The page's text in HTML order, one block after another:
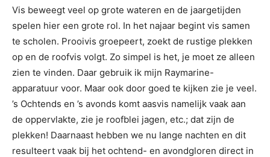
Vis beweegt veel op grote wateren en de jaargetijden
spelen hier een grote rol. In het najaar begint vis samen
te scholen. Prooivis groepeert, zoekt de rustige plekken
op en de roofvis volgt. Zo simpel is het, je moet ze alleen
zien te vinden. Daar gebruik ik mijn Raymarine-
apparatuur voor. Maar ook door goed te kijken zie je veel.
’s Ochtends en ’s avonds komt aasvis namelijk vaak aan
de oppervlakte, zie je roofblei jagen, etc.; dat zijn de
plekken! Daarnaast hebben we nu lange nachten en dit
resulteert vaak bij het ochtend- en avondgloren direct in